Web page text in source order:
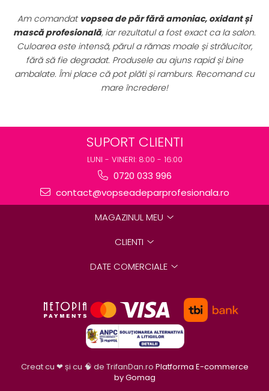
Am comandat vopsea de păr fără amoniac, oxidant și
mască profesională, iar rezultatul a fost exact ca la salon.
Culoarea este intensă, părul a rămas moale și strălucitor,
fără să fie degradat. Produsele au ajuns rapid și bine
ambalate. Îmi place că pot plăti și ramburs. Recomand cu
mare încredere!
SUPORT CLIENTI
LUNI - VINERI: 8:00 - 16:00
0720 033 996
contact@vopseadeparprofesionala.ro
MAGAZINUL MEU
CLIENTI
DATE COMERCIALE
Creat cu ❤ și cu 🧠 de TrifanDan.ro Platforma E-commerce
by Gomag